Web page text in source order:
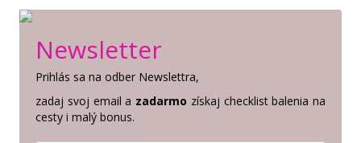
Newsletter
Prihlás sa na odber Newslettra,
zadaj svoj email a zadarmo získaj checklist balenia na
cesty i malý bonus.